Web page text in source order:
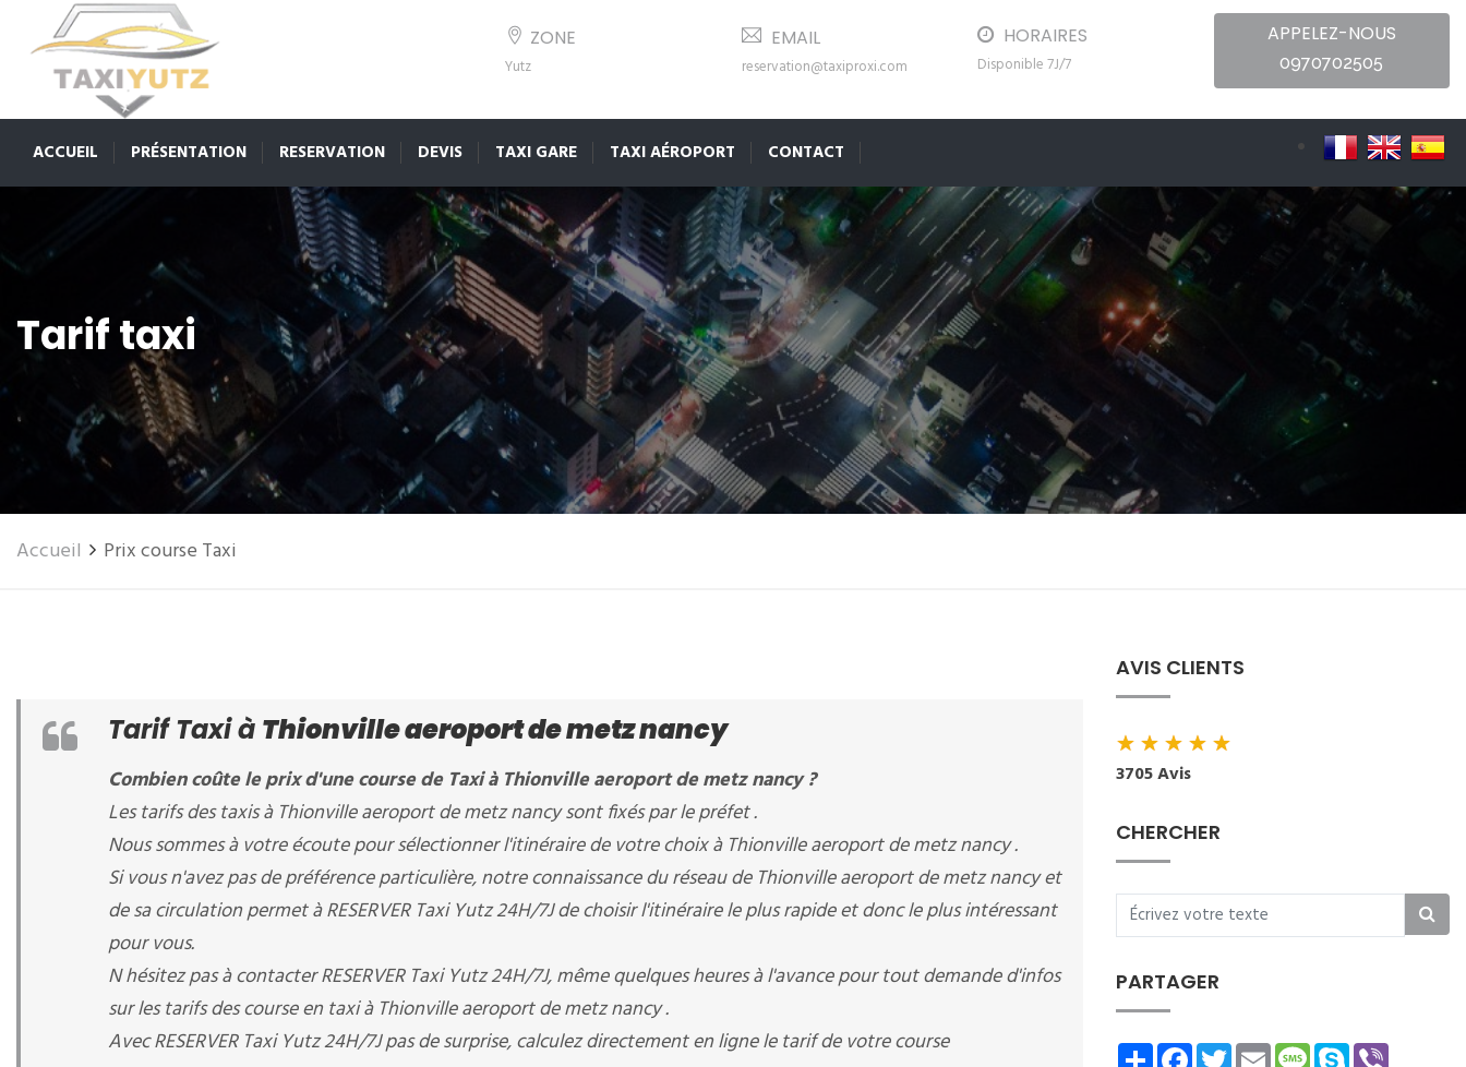
ZONE
Yutz
EMAIL
reservation@taxiproxi.com
HORAIRES
Disponible 7J/7
APPELEZ-NOUS
0970702505
ACCUEIL PRÉSENTATION RESERVATION DEVIS TAXI GARE TAXI AÉROPORT CONTACT
Tarif taxi
Accueil Prix course Taxi
Tarif Taxi à Thionville aeroport de metz nancy
Combien coûte le prix d'une course de Taxi à Thionville aeroport de metz nancy ?
Les tarifs des taxis à Thionville aeroport de metz nancy sont fixés par le préfet .
Nous sommes à votre écoute pour sélectionner l'itinéraire de votre choix à Thionville aeroport de metz nancy .
Si vous n'avez pas de préférence particulière, notre connaissance du réseau de Thionville aeroport de metz nancy et
de sa circulation permet à RESERVER Taxi Yutz 24H/7J de choisir l'itinéraire le plus rapide et donc le plus intéressant
pour vous.
N hésitez pas à contacter RESERVER Taxi Yutz 24H/7J, même quelques heures à l'avance pour tout demande d'infos
sur les tarifs des course en taxi à Thionville aeroport de metz nancy .
Avec RESERVER Taxi Yutz 24H/7J pas de surprise, calculez directement en ligne le tarif de votre course
AVIS CLIENTS
★★★★★
3705 Avis
CHERCHER
PARTAGER
ShareFacebookTwitterEmailMessage
Skype